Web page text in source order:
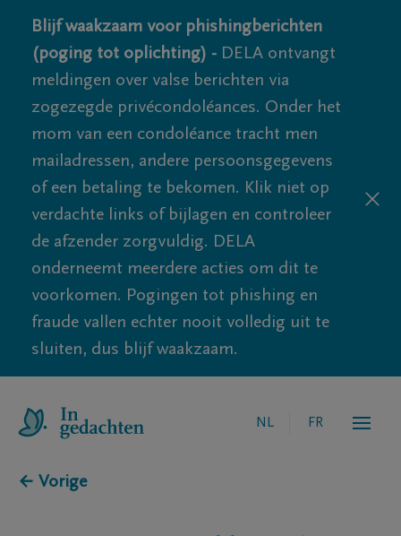
Blijf waakzaam voor phishingberichten
(poging tot oplichting) - DELA ontvangt
meldingen over valse berichten via
zogezegde privécondoléances. Onder het
mom van een condoléance tracht men
mailadressen, andere persoonsgegevens
of een betaling te bekomen. Klik niet op
verdachte links of bijlagen en controleer
de afzender zorgvuldig. DELA
onderneemt meerdere acties om dit te
voorkomen. Pogingen tot phishing en
fraude vallen echter nooit volledig uit te
sluiten, dus blijf waakzaam.
NL FR
← Vorige